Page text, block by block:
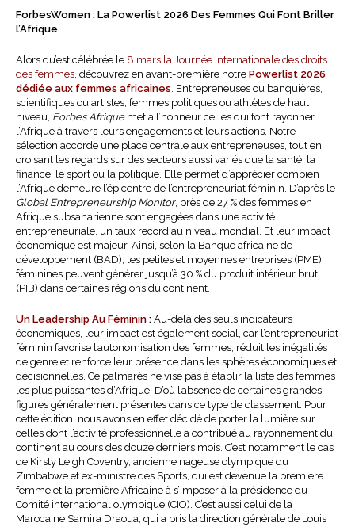
Powerlist
2026
ForbesWomen : La Powerlist 2026 Des Femmes Qui Font Briller
l’Afrique
Alors qu’est célébrée le 8 mars la Journée internationale des droits
des femmes , découvrez en avant-première notre Powerlist 2026
dédiée aux femmes africaines . Entrepreneuses ou banquières,
scientifiques ou artistes, femmes politiques ou athlètes de haut
niveau, Forbes Afriquemet à l’honneur celles qui font rayonner
l’Afrique à travers leurs engagements et leurs actions. Notre
sélection accorde une place centrale aux entrepreneuses, tout en
croisant les regards sur des secteurs aussi variés que la santé, la
finance, le sport ou la politique. Elle permet d’apprécier combien
l’Afrique demeure l’épicentre de l’entrepreneuriat féminin. D’après le
Global Entrepreneurship Monitor, près de 27 % des femmes en
Afrique subsaharienne sont engagées dans une activité
entrepreneuriale, un taux record au niveau mondial. Et leur impact
économique est majeur. Ainsi, selon la Banque africaine de
développement (BAD), les petites et moyennes entreprises (PME)
féminines peuvent générer jusqu’à 30 % du produit intérieur brut
(PIB) dans certaines régions du continent.
Un Leadership Au Féminin : Au-delà des seuls indicateurs
économiques, leur impact est également social, car l’entrepreneuriat
féminin favorise l’autonomisation des femmes, réduit les inégalités
de genre et renforce leur présence dans les sphères économiques et
décisionnelles. Ce palmarès ne vise pas à établir la liste des femmes
les plus puissantes d’Afrique. D’où l’absence de certaines grandes
figures généralement présentes dans ce type de classement. Pour
cette édition, nous avons en effet décidé de porter la lumière sur
celles dont l’activité professionnelle a contribué au rayonnement du
continent au cours des douze derniers mois. C’est notamment le cas
de Kirsty Leigh Coventry, ancienne nageuse olympique du
Zimbabwe et ex-ministre des Sports, qui est devenue la première
femme et la première Africaine à s’imposer à la présidence du
Comité international olympique (CIO). C’est aussi celui de la
Marocaine Samira Draoua, qui a pris la direction générale de Louis